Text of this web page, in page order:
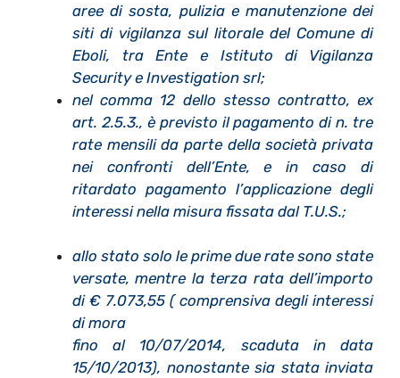
aree di sosta, pulizia e manutenzione dei
siti di vigilanza sul litorale del Comune di
Eboli, tra Ente e Istituto di Vigilanza
Security e Investigation srl;
nel comma 12 dello stesso contratto, ex
art. 2.5.3., è previsto il pagamento di n. tre
rate mensili da parte della società privata
nei confronti dell’Ente, e in caso di
ritardato pagamento l’applicazione degli
interessi nella misura fissata dal T.U.S.;
allo stato solo le prime due rate sono state
versate, mentre la terza rata dell’importo
di € 7.073,55 ( comprensiva degli interessi
di mora
fino al 10/07/2014, scaduta in data
15/10/2013), nonostante sia stata inviata